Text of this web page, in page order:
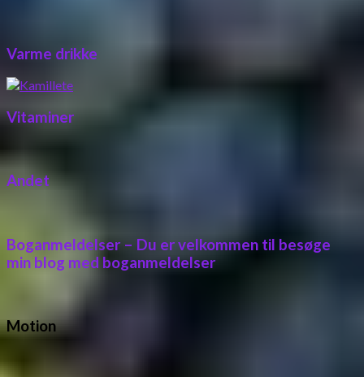
Varme drikke
Vitaminer
Andet
Boganmeldelser – Du er velkommen til besøge
min blog med boganmeldelser
Motion